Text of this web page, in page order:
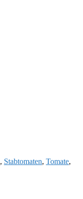
, Stabtomaten, Tomate,